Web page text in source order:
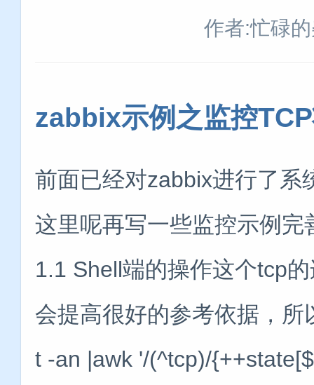
作者:忙碌
zabbix示例之监控
前面已经对zabbix进行了系
这里呢再写一些监控示例
1.1 Shell端的操作这个tcp
会提高很好的参考依据，
t -an |awk '/(^tcp)/